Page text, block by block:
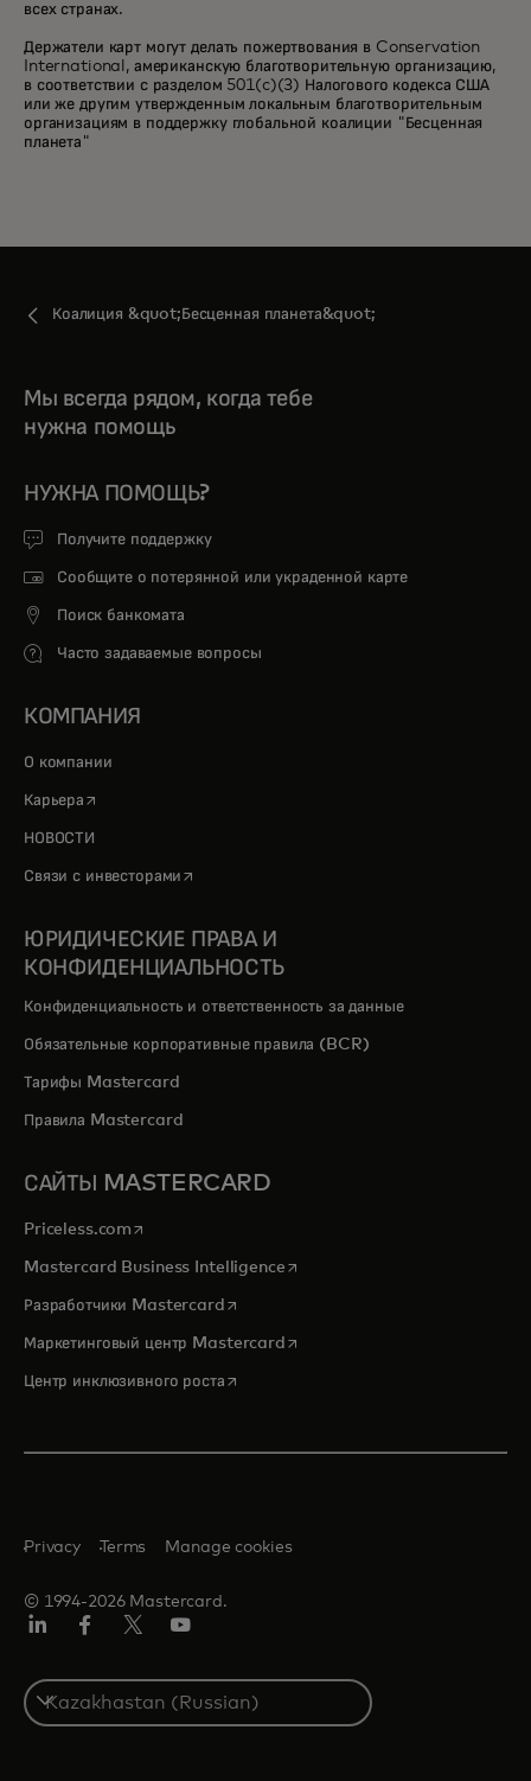
всех странах.
Держатели карт могут делать пожертвования в Conservation
International, американскую благотворительную организацию,
в соответствии с разделом 501(c)(3) Налогового кодекса США
или же другим утвержденным локальным благотворительным
организациям в поддержку глобальной коалиции "Бесценная
планета"
Коалиция &quot;Бесценная планета&quot;
Мы всегда рядом, когда тебе
нужна помощь
НУЖНА ПОМОЩЬ?
Получите поддержку
Сообщите о потерянной или украденной карте
Поиск банкомата
Часто задаваемые вопросы
КОМПАНИЯ
О компании
Карьера opens in a new tab
НОВОСТИ
Связи с инвесторами opens in a new tab
ЮРИДИЧЕСКИЕ ПРАВА И
КОНФИДЕНЦИАЛЬНОСТЬ
Конфиденциальность и ответственность за данные
Обязательные корпоративные правила (BCR)
Тарифы Mastercard
Правила Mastercard
САЙТЫ MASTERCARD
Priceless.com opens in a new tab
Mastercard Business Intelligenceopens in a new tab
Разработчики Mastercardopens in a new tab
Маркетинговый центр Mastercardopens in a new tab
Центр инклюзивного ростаopens in a new tab
© 1994-2026 Mastercard.
Privacy Terms Manage cookies
Select
a
country